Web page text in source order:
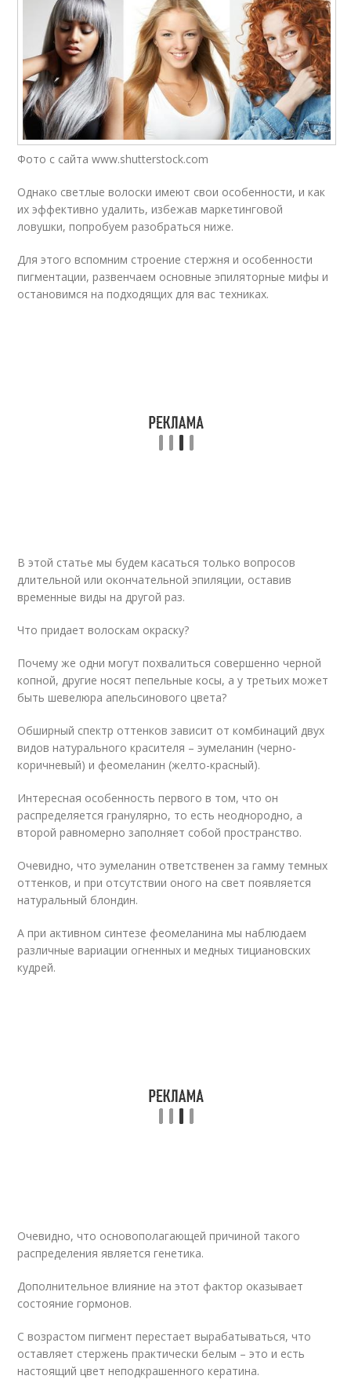
Фото с сайта www.shutterstock.com
Однако светлые волоски имеют свои особенности, и как
их эффективно удалить, избежав маркетинговой
ловушки, попробуем разобраться ниже.
Для этого вспомним строение стержня и особенности
пигментации, развенчаем основные эпиляторные мифы и
остановимся на подходящих для вас техниках.
В этой статье мы будем касаться только вопросов
длительной или окончательной эпиляции, оставив
временные виды на другой раз.
Что придает волоскам окраску?
Почему же одни могут похвалиться совершенно черной
копной, другие носят пепельные косы, а у третьих может
быть шевелюра апельсинового цвета?
Обширный спектр оттенков зависит от комбинаций двух
видов натурального красителя – эумеланин (черно-
коричневый) и феомеланин (желто-красный).
Интересная особенность первого в том, что он
распределяется гранулярно, то есть неоднородно, а
второй равномерно заполняет собой пространство.
Очевидно, что эумеланин ответственен за гамму темных
оттенков, и при отсутствии оного на свет появляется
натуральный блондин.
А при активном синтезе феомеланина мы наблюдаем
различные вариации огненных и медных тициановских
кудрей.
Очевидно, что основополагающей причиной такого
распределения является генетика.
Дополнительное влияние на этот фактор оказывает
состояние гормонов.
С возрастом пигмент перестает вырабатываться, что
оставляет стержень практически белым – это и есть
настоящий цвет неподкрашенного кератина.